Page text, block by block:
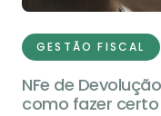
GESTÃO FISCAL
NFe de
como fazer certo